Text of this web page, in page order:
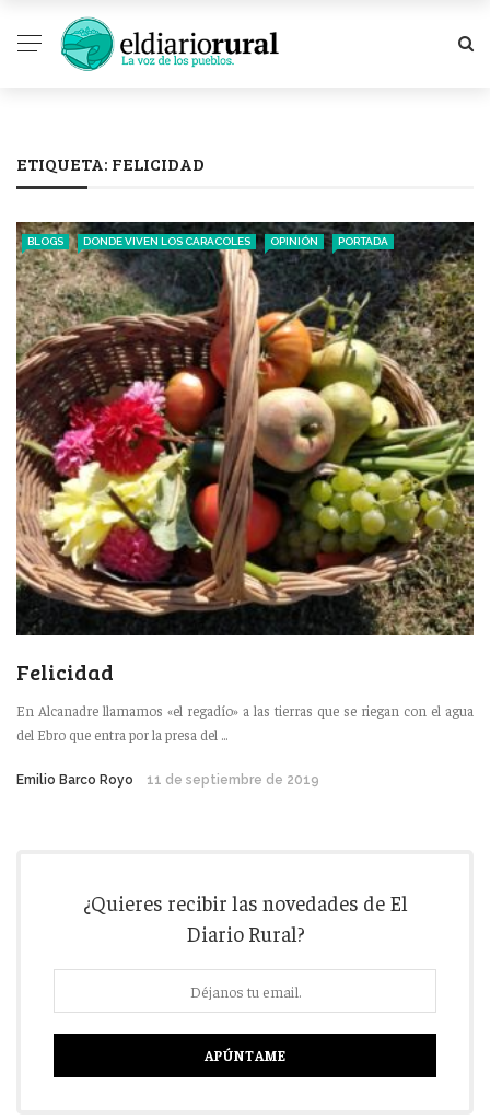
ETIQUETA: FELICIDAD
BLOGS DONDE VIVEN LOS CARACOLES OPINIÓN PORTADA
Felicidad
En Alcanadre llamamos «el regadío» a las tierras que se riegan con el agua
del Ebro que entra por la presa del ...
Emilio Barco Royo 11 de septiembre de 2019
¿Quieres recibir las novedades de El
Diario Rural?